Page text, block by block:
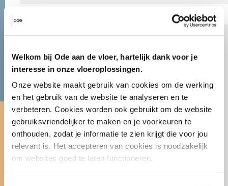
Welkom bij Ode aan de vloer, hartelijk dank voor je
interesse in onze vloeroplossingen.
Onze website maakt gebruik van cookies om de werking
en het gebruik van de website te analyseren en te
verbeteren. Cookies worden ook gebruikt om de website
gebruiksvriendelijker te maken en je voorkeuren te
onthouden, zodat je informatie te zien krijgt die voor jou
relevant is. Het accepteren van cookies is noodzakelijk
om websites goed te laten functioneren.
Bezoek onze Stijlkamer
Bekijk de Ode gietvloeren in onze
Stijlkamer in Hendrik-Ido-Ambacht.
Een inspirerende ruimte waar design
en functionaliteit samenkomen en
waar we ons brede assortiment aan
kleuren en mogelijkheden tonen. De